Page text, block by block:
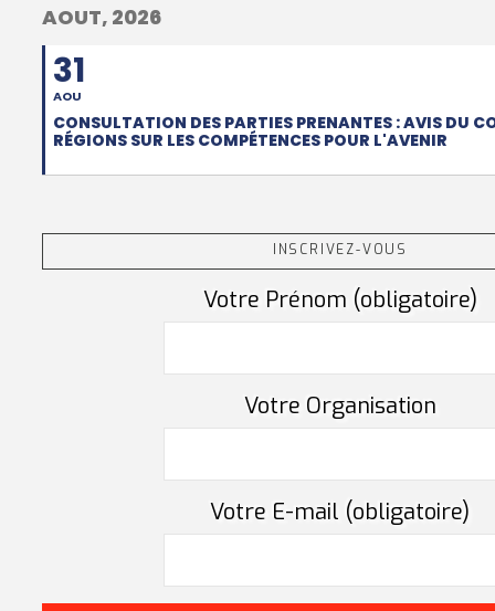
AOUT, 2026
31
AOU
CONSULTATION DES PARTIES PRENANTES : AVIS DU
RÉGIONS SUR LES COMPÉTENCES POUR L'AVENIR
INSCRIVEZ-VOUS
Votre Prénom (obligatoire)
Votre Organisation
Votre E-mail (obligatoire)